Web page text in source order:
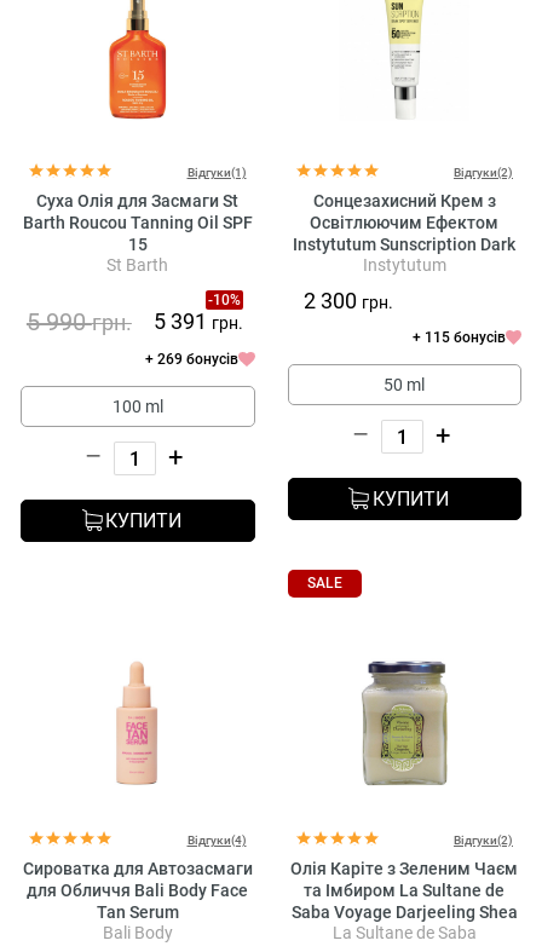
Відгуки(1)
Суха Олія для Засмаги St
Barth Roucou Tanning Oil SPF
15
St Barth
-10%
5 990грн. 5 391 грн.
+ 269 бонусів
100 ml
– +
КУПИТИ
Відгуки(2)
Сонцезахисний Крем з
Освітлюючим Ефектом
Instytutum Sunscription Dark
Spot Defence SPF 50
Instytutum
2 300 грн.
+ 115 бонусів
50 ml
– +
КУПИТИ
Відгуки(4)
Сироватка для Автозасмаги
для Обличчя Bali Body Face
Tan Serum
Bali Body
SALE
Відгуки(2)
Олія Каріте з Зеленим Чаєм
та Імбиром La Sultane de
Saba Voyage Darjeeling Shea
Butter Ginger Green Tea
La Sultane de Saba